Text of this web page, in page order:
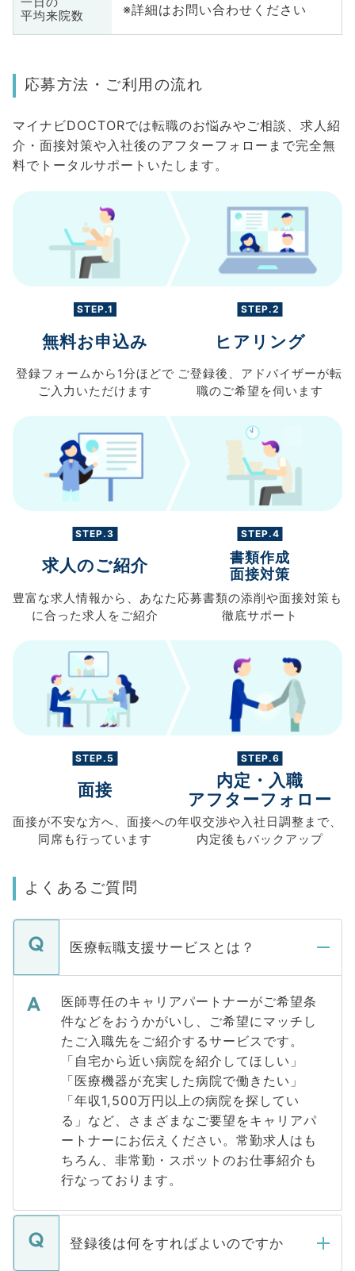
平均来院数
※詳細はお問い合わせください
応募方法・ご利用の流れ
マイナビDOCTORでは転職のお悩みやご相談、求人紹
介・面接対策や入社後のアフターフォローまで完全無
料でトータルサポートいたします。
STEP.1
無料お申込み
登録フォームから 1分ほどで
ご入力 いただけます
STEP.2
ヒアリング
ご登録後、 アドバイザーが転
職のご希望を伺います
STEP.3
求人のご紹介
豊富な求人情報から、 あなた
に合った求人を ご紹介
STEP.4
書類作成
面接対策
応募書類の添削や面接対策も
徹底サポート
STEP.5
面接
面接が不安な方へ、 面接への
同席も行っています
STEP.6
内定・入職
アフターフォロー
年収交渉や入社日調整まで、
内定後もバックアップ
よくあるご質問
医療転職支援サービスとは？
医師専任のキャリアパートナーがご希望条
件などをおうかがいし、ご希望にマッチし
たご入職先をご紹介するサービスです。
「自宅から近い病院を紹介してほしい」
「医療機器が充実した病院で働きたい」
「年収1,500万円以上の病院を探してい
る」など、さまざまなご要望をキャリアパ
ートナーにお伝えください。常勤求人はも
ちろん、非常勤・スポットのお仕事紹介も
行なっております。
登録後は何をすればよいのですか